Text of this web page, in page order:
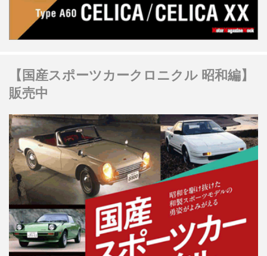
【国産スポーツカークロニクル 昭和編】
販売中